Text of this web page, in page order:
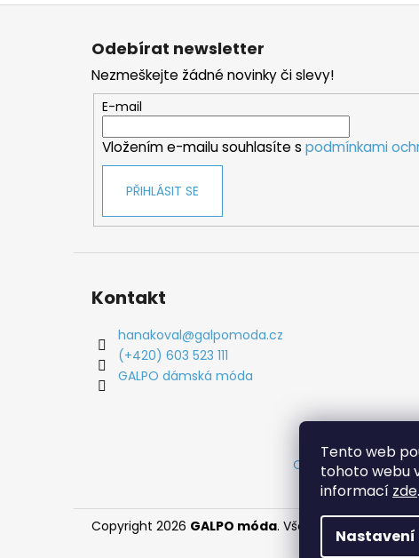
Tento web
tohoto webu
informací zde.
Nastavení
Z
Odebírat newsletter
Nezmeškejte žádné novinky či slevy!
E-mail
Vložením e-mailu souhlasíte s podmínkami
PŘIHLÁSIT SE
Kontakt
hanakoval@galpomoda.cz
(+420) 603 523 111
GALPO dámská móda
Obchodní
Copyright 2026 GALPO móda. Všechna práva